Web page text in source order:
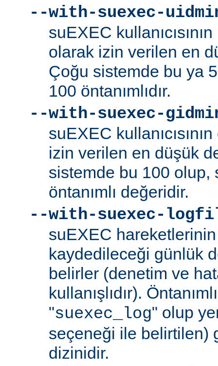
--with-suexec-
suEXEC
olarak izin verilen en
Çoğu sistemde bu ya
100 öntanımlıdır.
--with-suexec-
suEXEC
izin verilen en düşük
sistemde bu 100 olup,
öntanımlı değeridir.
--with-suexec-
suEXEC hareketlerinin
kaydedileceği günlük
belirler (denetim ve
kullanışlıdır).
"suexec_log" olup
seçeneği ile belirtilen)
dizinidir.